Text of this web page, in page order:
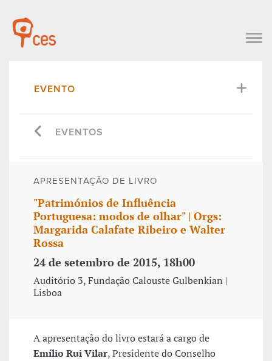
EVENTO
EVENTOS
APRESENTAÇÃO DE LIVRO
"Patrimónios de Influência
Portuguesa: modos de olhar" | Orgs:
Margarida Calafate Ribeiro e Walter
Rossa
24 de setembro de 2015, 18h00
Auditório 3, Fundação Calouste Gulbenkian |
Lisboa
A apresentação do livro estará a cargo de
Emílio Rui Vilar, Presidente do Conselho